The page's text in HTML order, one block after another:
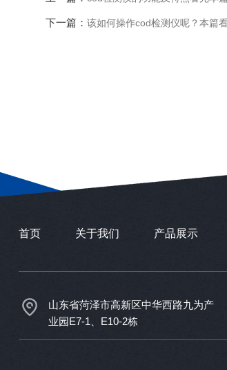
下一篇： 该如何操作cod检测仪呢？本篇
首页 关于我们 产品展示
山东省菏泽市高新区中华西路九为产
业园E7-1、E10-2栋